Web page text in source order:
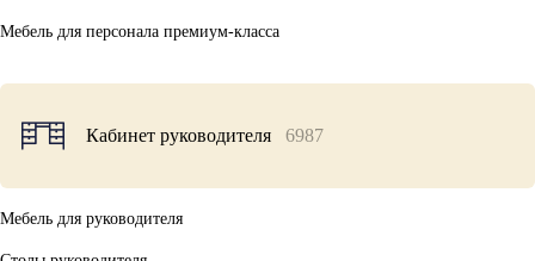
Мебель для персонала премиум-класса
Кабинет руководителя 6987
Мебель для руководителя